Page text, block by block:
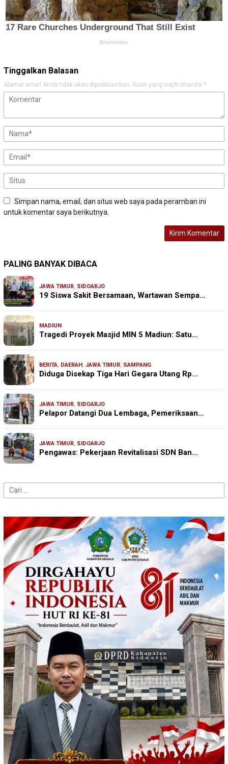
Tinggalkan Balasan
Alamat email Anda tidak akan dipublikasikan. Ruas yang wajib ditandai *
Simpan nama, email, dan situs web saya pada peramban ini
untuk komentar saya berikutnya.
PALING BANYAK DIBACA
JAWA TIMUR, SIDOARJO
19 Siswa Sakit Bersamaan, Wartawan Sempa…
MADIUN
Tragedi Proyek Masjid MIN 5 Madiun: Satu…
BERITA, DAERAH, JAWA TIMUR, SAMPANG
Diduga Disekap Tiga Hari Gegara Utang Rp…
JAWA TIMUR, SIDOARJO
Pelapor Datangi Dua Lembaga, Pemeriksaan…
JAWA TIMUR, SIDOARJO
Pengawas: Pekerjaan Revitalisasi SDN Ban…
Cari
untuk: